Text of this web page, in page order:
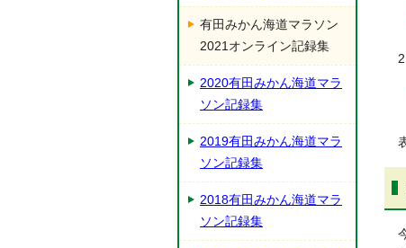
有田みかん海道マラソン
2021オンライン記録集
2020有田みかん海道マラ
ソン記録集
2019有田みかん海道マラ
ソン記録集
2018有田みかん海道マラ
ソン記録集